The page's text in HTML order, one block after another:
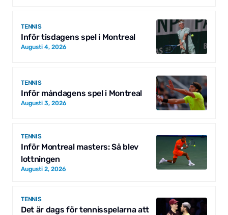
TENNIS
Inför tisdagens spel i Montreal
Augusti 4, 2026
TENNIS
Inför måndagens spel i Montreal
Augusti 3, 2026
TENNIS
Inför Montreal masters: Så blev
lottningen
Augusti 2, 2026
TENNIS
Det är dags för tennisspelarna att